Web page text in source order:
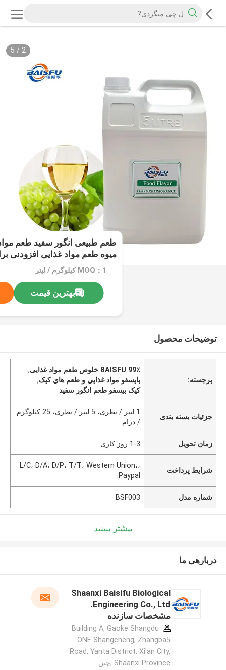
2
/
5
طعم طبیعی انگور سفید طعم
میوه طعم مواد غذایی افزودنی
MOQ：1 کیلوگرم / لیتر
بهترین قیمت
توضیحات محصول
برجسته:
BAISFU 99٪ خلوص طعم مواد غذایی
,
بايسفو مواد غذايي و طعم هاي کيک,
کیک بیسفو طعم انگور سفید
جزئیات بسته بندی
1 لیتر / بطری، 5 لیتر / بطری، 25 کیلوگرم
/ درام
زمان تحویل 1-3 روز کاری
شرایط پرداخت
L/C، D/A، D/P، T/T، Western Union،،
Paypal.
شماره مدل BSF003
بیشتر ببینید
دربارهی ما
Shaanxi Baisifu Biological
Engineering Co., Ltd.
مشخصات سازنده
Building A, Gaoke Shangdu
ONE Shangcheng, Zhangba5
Road, Yanta District, Xi'an City,
Shaanxi Province ,چین